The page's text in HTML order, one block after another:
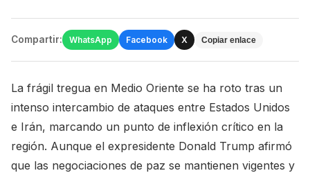
Compartir: WhatsApp Facebook X Copiar enlace
La frágil tregua en Medio Oriente se ha roto tras un
intenso intercambio de ataques entre Estados Unidos
e Irán, marcando un punto de inflexión crítico en la
región. Aunque el expresidente Donald Trump afirmó
que las negociaciones de paz se mantienen vigentes y